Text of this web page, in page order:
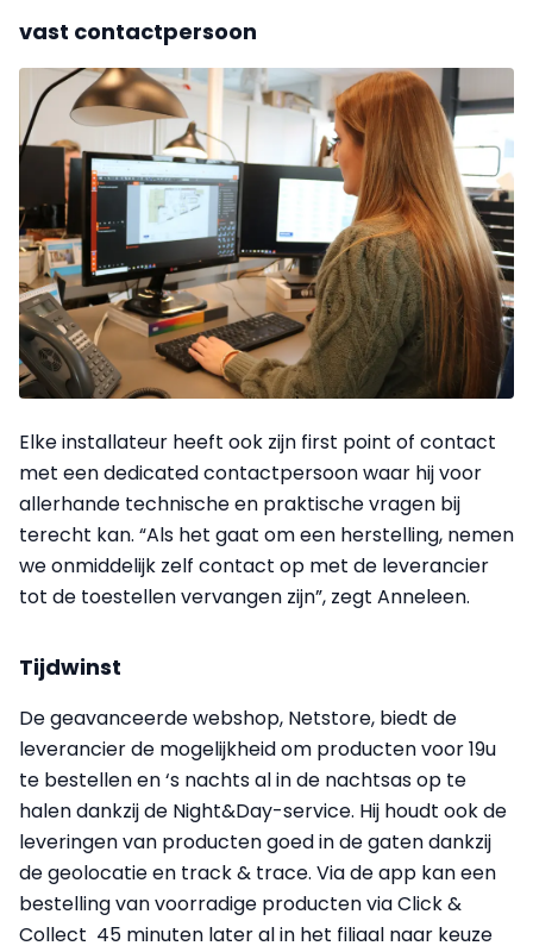
vast contactpersoon
Elke installateur heeft ook zijn first point of contact
met een dedicated contactpersoon waar hij voor
allerhande technische en praktische vragen bij
terecht kan. “Als het gaat om een herstelling, nemen
we onmiddelijk zelf contact op met de leverancier
tot de toestellen vervangen zijn”, zegt Anneleen.
Tijdwinst
De geavanceerde webshop, Netstore, biedt de
leverancier de mogelijkheid om producten voor 19u
te bestellen en ‘s nachts al in de nachtsas op te
halen dankzij de Night&Day-service. Hij houdt ook de
leveringen van producten goed in de gaten dankzij
de geolocatie en track & trace. Via de app kan een
bestelling van voorradige producten via Click &
Collect 45 minuten later al in het filiaal naar keuze